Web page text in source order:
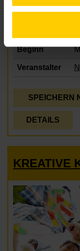
Beginn
Veranstalter
SPEICHERN
DETAILS
KREATIVE